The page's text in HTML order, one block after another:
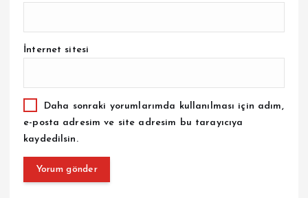
İnternet sitesi
Daha sonraki yorumlarımda kullanılması için adım,
e-posta adresim ve site adresim bu tarayıcıya
kaydedilsin.